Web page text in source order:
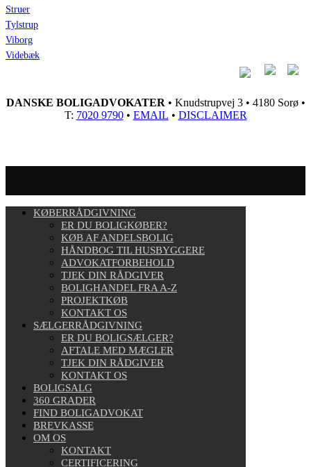
Struer
Tylstrup
Viborg
Videbæk
DANSKE BOLIGADVOKATER • Knudstrupvej 3 • 4180 Sorø •
T: 7020 9790• EMAIL • DISCLAIMER
KØBERRÅDGIVNING
ER DU BOLIGKØBER?
KØB AF ANDELSBOLIG
HÅNDBOG TIL HUSBYGGERE
ADVOKATFORBEHOLD
TJEK DIN RÅDGIVER
BOLIGHANDEL FRA A-Z
PROJEKTKØB
KONTAKT OS
SÆLGERRÅDGIVNING
ER DU BOLIGSÆLGER?
AFTALE MED MÆGLER
TJEK DIN RÅDGIVER
KONTAKT OS
BOLIGSALG
360 GRADER
FIND BOLIGADVOKAT
BREVKASSE
OM OS
KONTAKT
CERTIFICERING